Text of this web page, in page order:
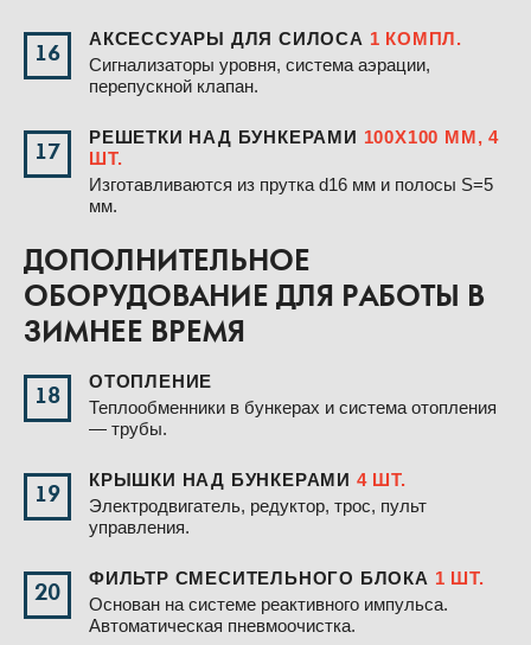
16
АКСЕССУАРЫ ДЛЯ СИЛОСА 1 КОМПЛ.
Сигнализаторы уровня, система аэрации,
перепускной клапан.
17
РЕШЕТКИ НАД БУНКЕРАМИ 100Х100 ММ, 4
ШТ.
Изготавливаются из прутка d16 мм и полосы S=5
мм.
ДОПОЛНИТЕЛЬНОЕ
ОБОРУДОВАНИЕ ДЛЯ РАБОТЫ В
ЗИМНЕЕ ВРЕМЯ
18
ОТОПЛЕНИЕ
Теплообменники в бункерах и система отопления
— трубы.
19
КРЫШКИ НАД БУНКЕРАМИ 4 ШТ.
Электродвигатель, редуктор, трос, пульт
управления.
20
ФИЛЬТР СМЕСИТЕЛЬНОГО БЛОКА 1 ШТ.
Основан на системе реактивного импульса.
Автоматическая пневмоочистка.